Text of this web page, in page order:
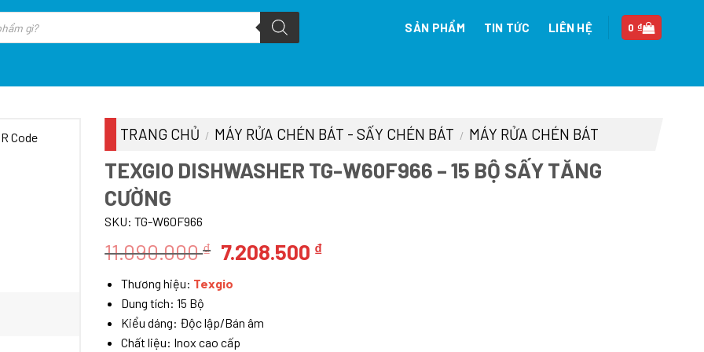
SẢN PHẨM TIN TỨC LIÊN HỆ 0₫
TRANG CHỦ / MÁY RỬA CHÉN BÁT - SẤY CHÉN BÁT / MÁY RỬA CHÉN BÁT
TEXGIO DISHWASHER TG-W60F966 – 15 BỘ SẤY TĂNG
CƯỜNG
SKU: TG-W60F966
11.090.000₫ Giá
là:
11.090.000 ₫.
7.208.500 ₫Giá
Thương hiệu: Texgio
Dung tích: 15 Bộ
Kiểu dáng: Độc lập/Bán âm
Chất liệu: Inox cao cấp